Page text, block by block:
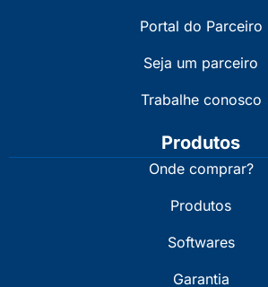
Portal do Parceiro
Seja um parceiro
Trabalhe conosco
Produtos
Onde comprar?
Produtos
Softwares
Garantia